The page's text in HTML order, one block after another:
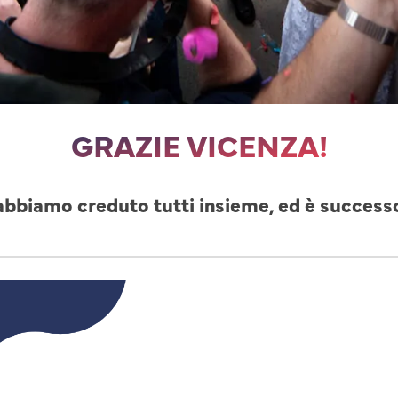
GRAZIE VICENZA!
creduto tutti insieme, ed è